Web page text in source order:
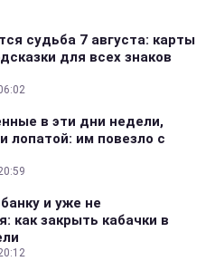
судьба 7 августа: карты
для всех знаков
в эти дни недели,
лопатой: им повезло с
и уже не
как закрыть кабачки в